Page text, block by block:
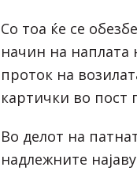
Со тоа ќе се
начин на наплата
проток на
картички во пост
Во делот на
надлежните